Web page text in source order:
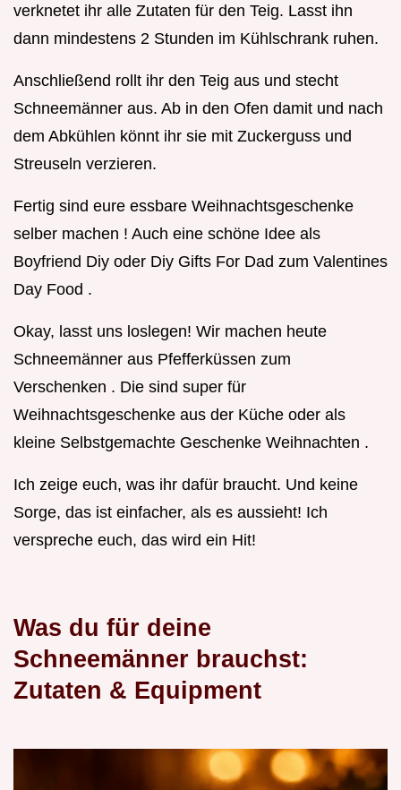
verknetet ihr alle Zutaten für den Teig. Lasst ihn
dann mindestens 2 Stunden im Kühlschrank ruhen.
Anschließend rollt ihr den Teig aus und stecht
Schneemänner aus. Ab in den Ofen damit und nach
dem Abkühlen könnt ihr sie mit Zuckerguss und
Streuseln verzieren.
Fertig sind eure essbare Weihnachtsgeschenke
selber machen ! Auch eine schöne Idee als
Boyfriend Diy oder Diy Gifts For Dad zum Valentines
Day Food .
Okay, lasst uns loslegen! Wir machen heute
Schneemänner aus Pfefferküssen zum
Verschenken . Die sind super für
Weihnachtsgeschenke aus der Küche oder als
kleine Selbstgemachte Geschenke Weihnachten .
Ich zeige euch, was ihr dafür braucht. Und keine
Sorge, das ist einfacher, als es aussieht! Ich
verspreche euch, das wird ein Hit!
Was du für deine
Schneemänner brauchst:
Zutaten & Equipment